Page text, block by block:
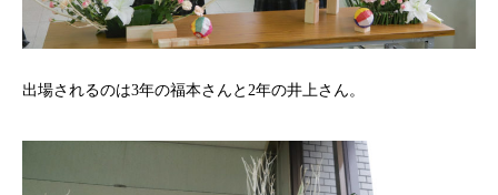
出場されるのは3年の福本さんと2年の井上さん。